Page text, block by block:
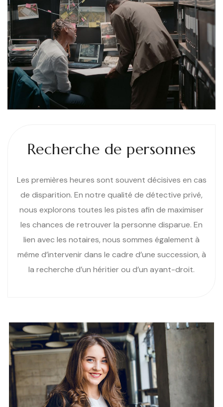
Recherche de personnes
Les premières heures sont souvent décisives en cas
de disparition. En notre qualité de détective privé,
nous explorons toutes les pistes afin de maximiser
les chances de retrouver la personne disparue. En
lien avec les notaires, nous sommes également à
même d’intervenir dans le cadre d’une succession, à
la recherche d’un héritier ou d’un ayant-droit.